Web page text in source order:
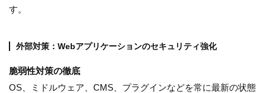
す。
外部対策：Webアプリケーションのセキュリティ強化
脆弱性対策の徹底
OS、ミドルウェア、CMS、プラグインなどを常に最新の状態